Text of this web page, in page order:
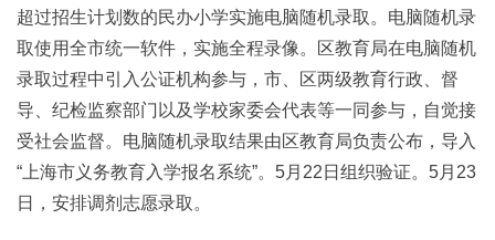
超过招生计划数的民办小学实施电脑随机录取。电脑随机录
取使用全市统一软件，实施全程录像。区教育局在电脑随机
录取过程中引入公证机构参与，市、区两级教育行政、督
导、纪检监察部门以及学校家委会代表等一同参与，自觉接
受社会监督。电脑随机录取结果由区教育局负责公布，导入
“上海市义务教育入学报名系统”。5月22日组织验证。5月23
日，安排调剂志愿录取。